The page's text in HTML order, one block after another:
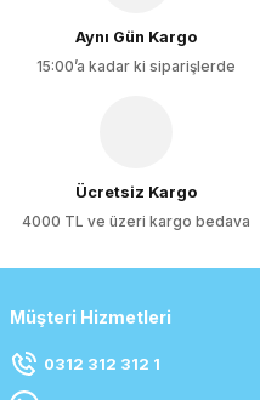
Aynı Gün Kargo
15:00’a kadar ki siparişlerde
Ücretsiz Kargo
4000 TL ve üzeri kargo bedava
Müşteri Hizmetleri
0312 312 312 1